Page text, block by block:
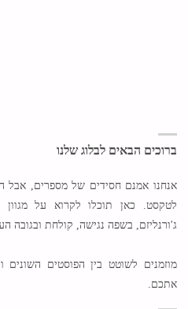
ברוכים הבאים לבלוג שלנו
אנחנו אמנם חסידים של מספרים, אבל
לטקסט. כאן תוכלו לקרוא על
ג'ורנליזם, בשפה נגישה, קולחת ובגובה
מוזמנים לשוטט בין הפוסטים השונים
אתכם.